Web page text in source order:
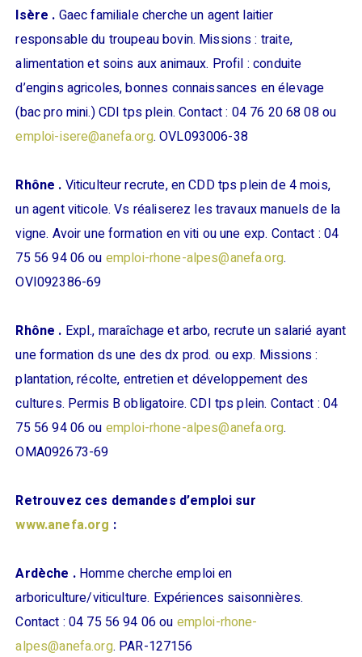
Isère . Gaec familiale cherche un agent laitier
responsable du troupeau bovin. Missions : traite,
alimentation et soins aux animaux. Profil : conduite
d’engins agricoles, bonnes connaissances en élevage
(bac pro mini.) CDI tps plein. Contact : 04 76 20 68 08 ou
emploi-isere@anefa.org. OVL093006-38
Rhône . Viticulteur recrute, en CDD tps plein de 4 mois,
un agent viticole. Vs réaliserez les travaux manuels de la
vigne. Avoir une formation en viti ou une exp. Contact : 04
75 56 94 06 ou emploi-rhone-alpes@anefa.org.
OVI092386-69
Rhône . Expl., maraîchage et arbo, recrute un salarié ayant
une formation ds une des dx prod. ou exp. Missions :
plantation, récolte, entretien et développement des
cultures. Permis B obligatoire. CDI tps plein. Contact : 04
75 56 94 06 ou emploi-rhone-alpes@anefa.org.
OMA092673-69
Retrouvez ces demandes d’emploi sur
www.anefa.org :
Ardèche .Homme cherche emploi en
arboriculture/viticulture. Expériences saisonnières.
Contact : 04 75 56 94 06 ou emploi-rhone-
alpes@anefa.org. PAR-127156